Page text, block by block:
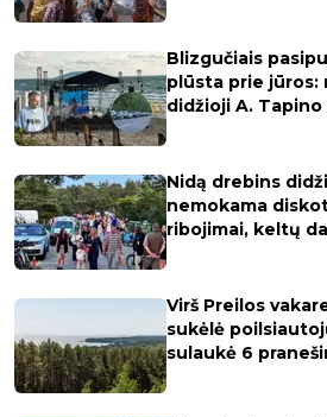
Blizgučiais
plūsta prie jūros:
didžioji A.
Nidą drebins
nemokama
ribojimai, keltų
Virš Preilos
sukėlė
sulaukė 6